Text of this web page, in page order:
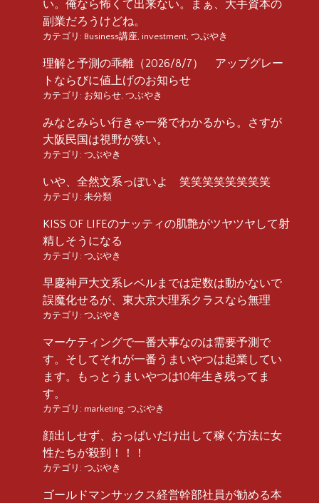
い。俺なら怖くて出来ない。まぁ、大手資本の
副業だろうけどね。
カテゴリ: Business講座, investment, つぶやき
理解と予測の乖離（2026/8/7） アップグレー
トならびに値上げのお知らせ
カテゴリ: お知らせ, つぶやき
みなとみらい行きゃ一発でわかるから。さすが
大阪民国は視野が狭い。
カテゴリ: つぶやき
いや、全然文系っぽいよ 笑笑笑笑笑笑笑笑
カテゴリ: 未分類
KISS OF LIFEのナッティの肌艶がツヤツヤして射
精しそうになる
カテゴリ: つぶやき
早慶神戸大文系レベルまでは定数は動かないで
誤魔化せるが、東大京大理系クラスなら無理
カテゴリ: つぶやき
マーケティングで一番大事なのは需要予測で
す。そしてそれが一番うまいやつは起業してい
ます。もっとうまいやつは10年生き残ってま
す。
カテゴリ: marketing, つぶやき
顔出しせず、おっぱいだけ出して稼ぐ方法に女
性たちが殺到！！！
カテゴリ: つぶやき
ゴールドマンサックス経営幹部社員が勧める本